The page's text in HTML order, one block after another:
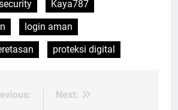
Kaya787
login aman
proteksi digital
Next: